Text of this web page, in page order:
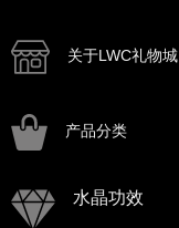
关于LWC礼物城
产品分类
水晶功效